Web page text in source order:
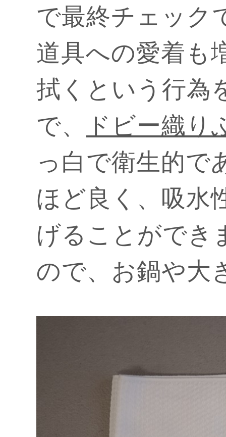
で最終チェック
道具への愛着も
拭くという行為
で、
ドビー織り
っ白で衛生的で
ほど良く、吸水
げることができ
ので、お鍋や大